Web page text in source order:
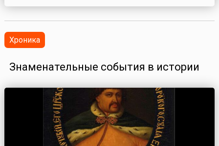
Хроника
Знаменательные события в истории